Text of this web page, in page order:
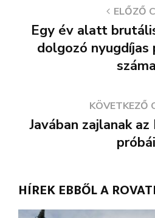
ELŐZŐ
Egy év alatt
dolgozó nyugdíjas
száma
KÖVETKEZŐ
Javában zajlanak
próbái
HÍREK EBBŐL A